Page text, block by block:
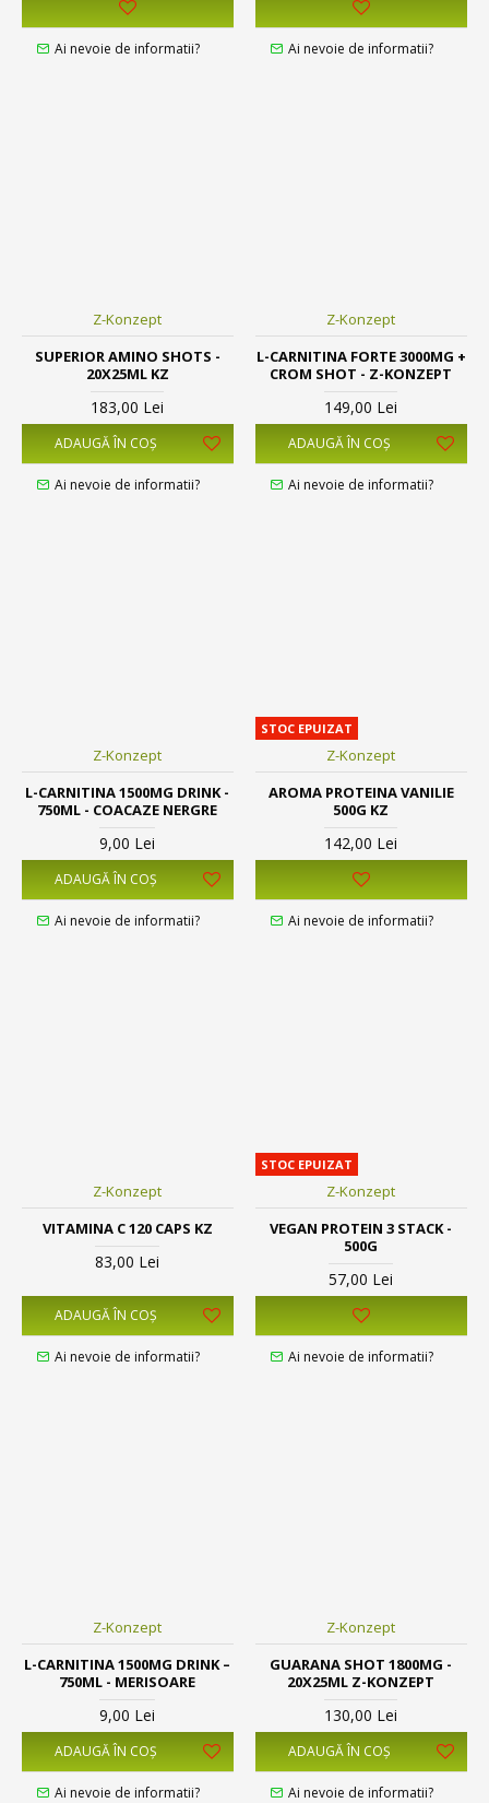
Ai nevoie de informatii? Ai nevoie de informatii?
Z-Konzept
SUPERIOR AMINO SHOTS -
20X25ML KZ
183,00 Lei
ADAUGĂ ÎN COŞ
Ai nevoie de informatii?
Z-Konzept
L-CARNITINA FORTE 3000MG +
CROM SHOT - Z-KONZEPT
149,00 Lei
ADAUGĂ ÎN COŞ
Ai nevoie de informatii?
Z-Konzept
L-CARNITINA 1500MG DRINK -
750ML - COACAZE NERGRE
9,00 Lei
ADAUGĂ ÎN COŞ
Ai nevoie de informatii?
STOC EPUIZAT
Z-Konzept
AROMA PROTEINA VANILIE
500G KZ
142,00 Lei
Ai nevoie de informatii?
Z-Konzept
VITAMINA C 120 CAPS KZ
83,00 Lei
ADAUGĂ ÎN COŞ
Ai nevoie de informatii?
STOC EPUIZAT
Z-Konzept
VEGAN PROTEIN 3 STACK -
500G
57,00 Lei
Ai nevoie de informatii?
Z-Konzept
L-CARNITINA 1500MG DRINK –
750ML - MERISOARE
9,00 Lei
ADAUGĂ ÎN COŞ
Ai nevoie de informatii?
Z-Konzept
GUARANA SHOT 1800MG -
20X25ML Z-KONZEPT
130,00 Lei
ADAUGĂ ÎN COŞ
Ai nevoie de informatii?